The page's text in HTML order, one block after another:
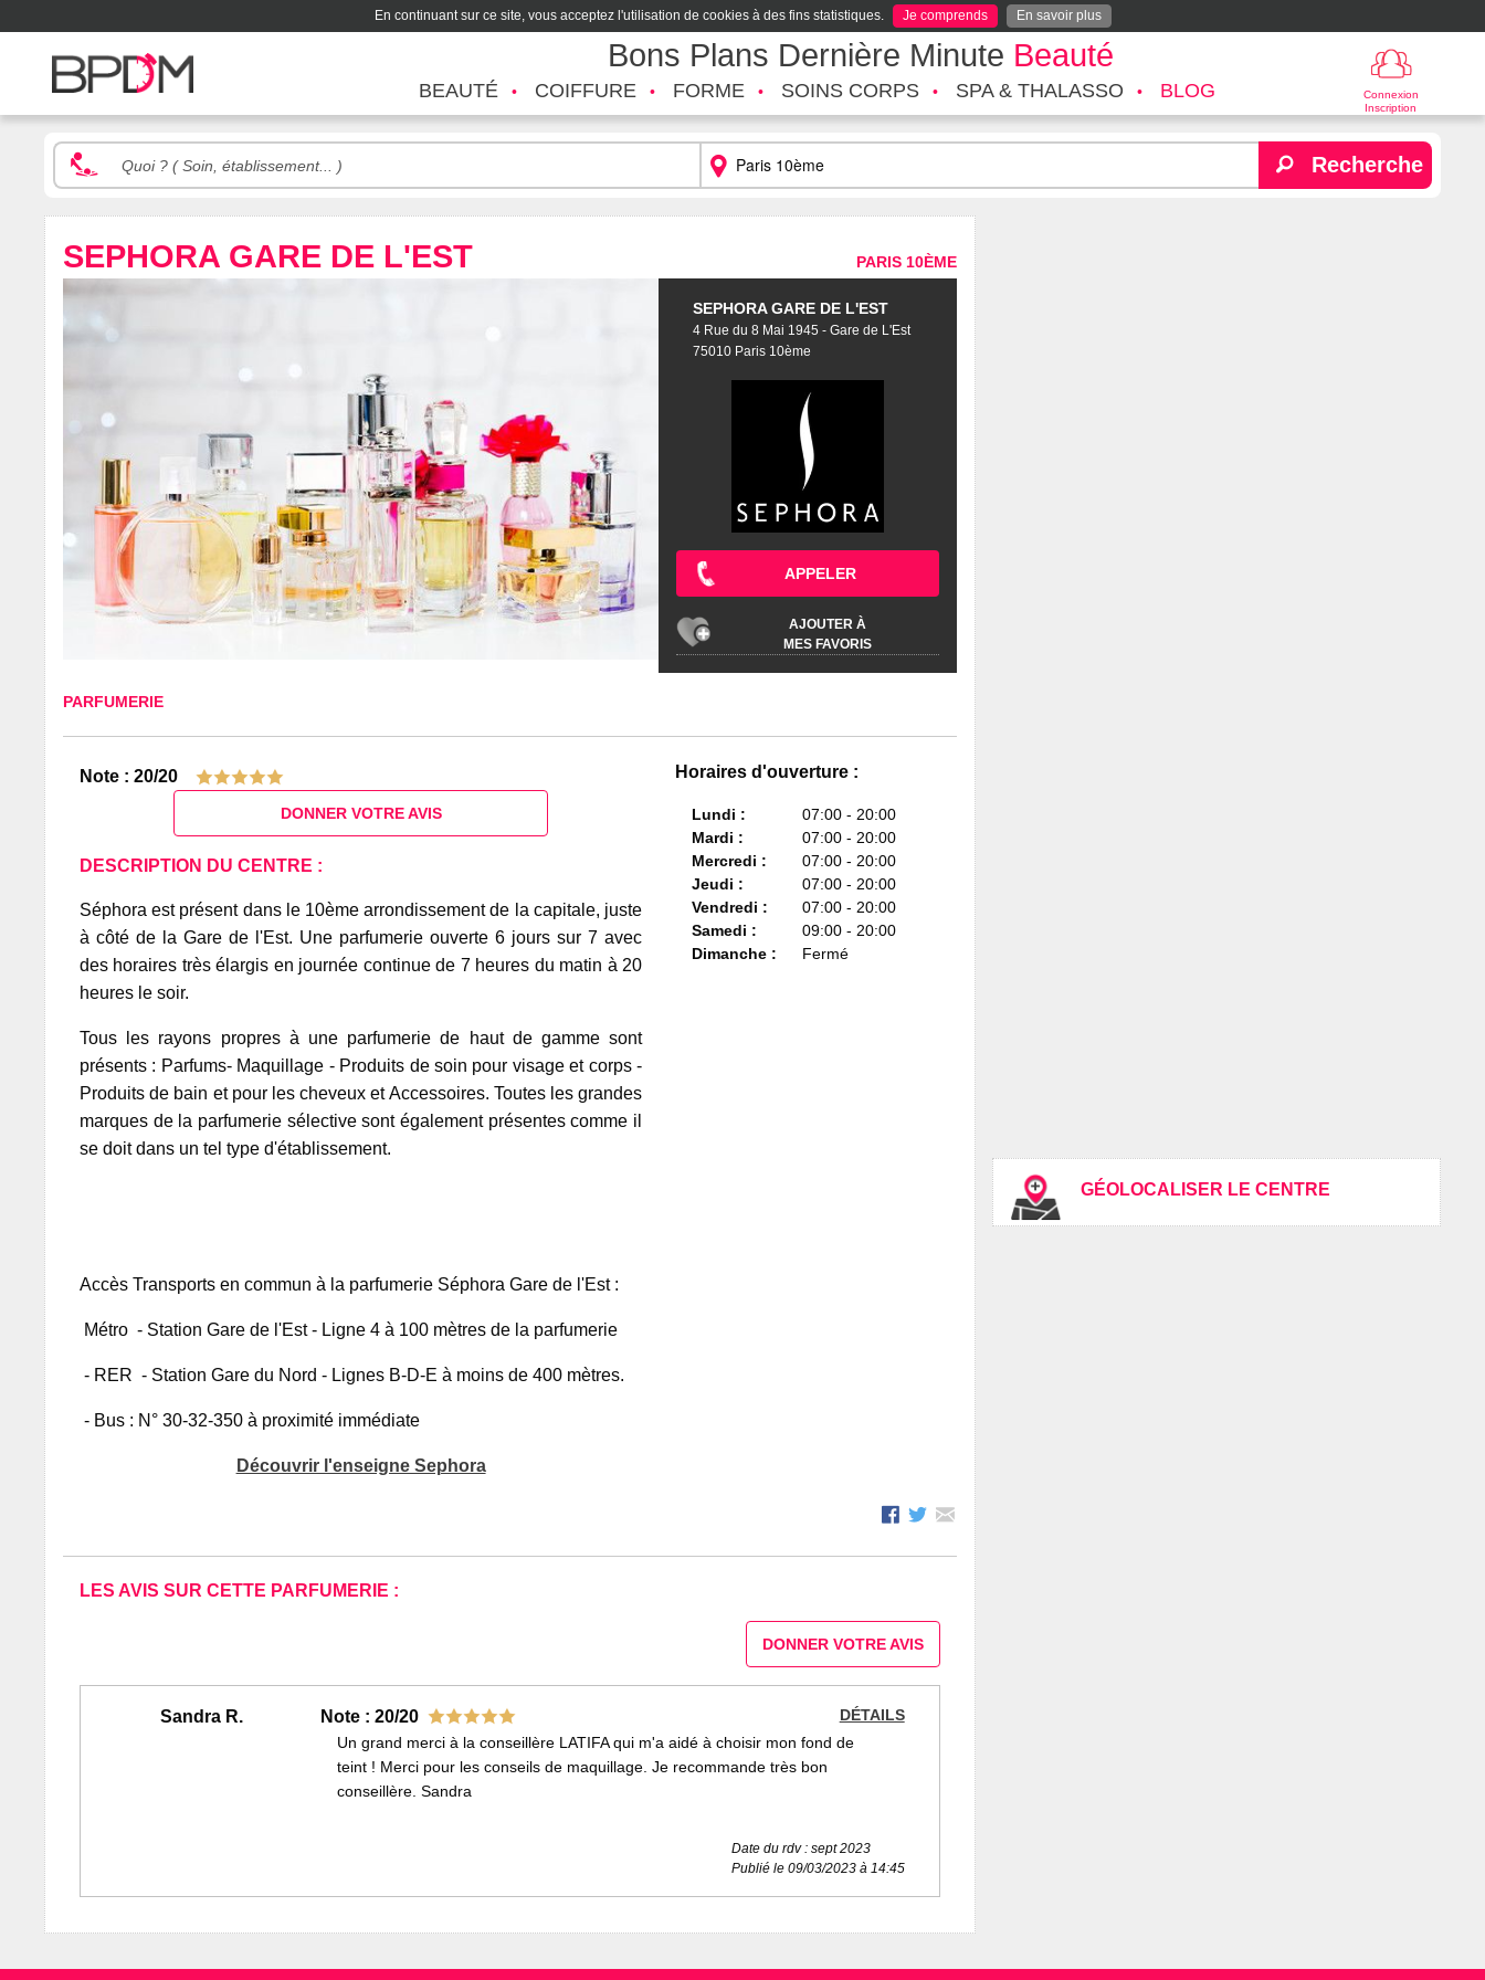
En continuant sur ce site, vous acceptez l'utilisation de cookies à des fins statistiques. Je comprends En savoir plus
Bons Plans Dernière Minute Beauté
Connexion
Inscription
BEAUTÉ COIFFURE FORME SOINS CORPS SPA & THALASSO BLOG
Recherche
GÉOLOCALISER LE CENTRE
SEPHORA GARE DE L'EST PARIS 10ÈME
SEPHORA GARE DE L'EST
4 Rue du 8 Mai 1945 - Gare de L'Est
75010 Paris 10ème
APPELER
AJOUTER À
MES FAVORIS
PARFUMERIE
Horaires d'ouverture :
Lundi :
07:00 - 20:00
Mardi :
07:00 - 20:00
Mercredi :
07:00 - 20:00
Jeudi :
07:00 - 20:00
Vendredi :
07:00 - 20:00
Samedi :
09:00 - 20:00
Dimanche :
Fermé
Note : 20/20
DONNER VOTRE AVIS
DESCRIPTION DU CENTRE :
Séphora est présent dans le 10ème arrondissement de la capitale, juste
à côté de la Gare de l'Est. Une parfumerie ouverte 6 jours sur 7 avec
des horaires très élargis en journée continue de 7 heures du matin à 20
heures le soir.
Tous les rayons propres à une parfumerie de haut de gamme sont
présents : Parfums- Maquillage - Produits de soin pour visage et corps -
Produits de bain et pour les cheveux et Accessoires. Toutes les grandes
marques de la parfumerie sélective sont également présentes comme il
se doit dans un tel type d'établissement.
Accès Transports en commun à la parfumerie Séphora Gare de l'Est :
Métro - Station Gare de l'Est - Ligne 4 à 100 mètres de la parfumerie
- RER - Station Gare du Nord - Lignes B-D-E à moins de 400 mètres.
- Bus : N° 30-32-350 à proximité immédiate
Découvrir l'enseigne Sephora
LES AVIS SUR CETTE PARFUMERIE :
DONNER VOTRE AVIS
Sandra R. Note : 20/20
DÉTAILS
Un grand merci à la conseillère LATIFA qui m'a aidé à choisir mon fond de
teint ! Merci pour les conseils de maquillage. Je recommande très bon
conseillère. Sandra
Date du rdv : sept 2023
Publié le 09/03/2023 à 14:45